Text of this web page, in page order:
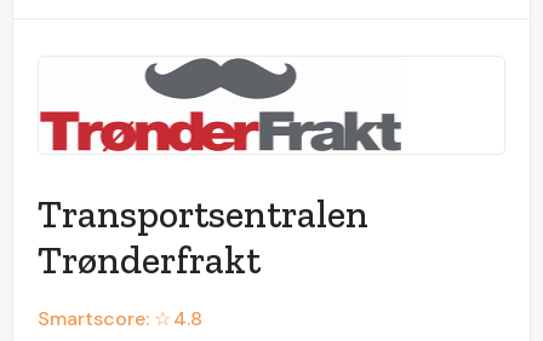
Transportsentralen
Trønderfrakt
Smartscore: ☆4.8